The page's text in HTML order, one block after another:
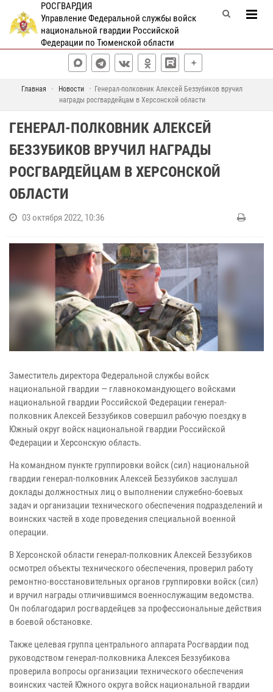
РОСГВАРДИЯ
Управление Федеральной службы войск
национальной гвардии Российской
Федерации по Тюменской области
Главная Новости
Генерал-полковник Алексей Беззубиков вручил
награды росгвардейцам в Херсонской области
ГЕНЕРАЛ-ПОЛКОВНИК АЛЕКСЕЙ
БЕЗЗУБИКОВ ВРУЧИЛ НАГРАДЫ
РОСГВАРДЕЙЦАМ В ХЕРСОНСКОЙ
ОБЛАСТИ
03 октября 2022, 10:36
Заместитель директора Федеральной службы войск
национальной гвардии — главнокомандующего войсками
национальной гвардии Российской Федерации генерал-
полковник Алексей Беззубиков совершил рабочую поездку в
Южный округ войск национальной гвардии Российской
Федерации и Херсонскую область.
На командном пункте группировки войск (сил) национальной
гвардии генерал-полковник Алексей Беззубиков заслушал
доклады должностных лиц о выполнении служебно-боевых
задач и организации технического обеспечения подразделений и
воинских частей в ходе проведения специальной военной
операции.
В Херсонской области генерал-полковник Алексей Беззубиков
осмотрел объекты технического обеспечения, проверил работу
ремонтно-восстановительных органов группировки войск (сил)
и вручил награды отличившимся военнослужащим ведомства.
Он поблагодарил росгвардейцев за профессиональные действия
в боевой обстановке.
Также целевая группа центрального аппарата Росгвардии под
руководством генерал-полковника Алексея Беззубикова
проверила вопросы организации технического обеспечения
воинских частей Южного округа войск национальной гвардии